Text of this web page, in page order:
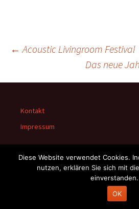
Beitrags-
Navigation
← Acoustic Livingroom Festival
Das neue
Kontakt
Impressum
Stolz präsentiert von
Diese Website verwendet Cookies.
nutzen, erklären Sie sich mit
einverstanden.
OK